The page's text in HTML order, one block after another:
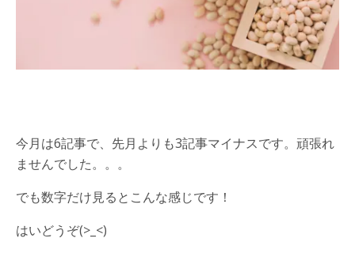
今月は6記事で、先月よりも3記事マイナスです。頑張れ
ませんでした。。。
でも数字だけ見るとこんな感じです！
はいどうぞ(>_<)